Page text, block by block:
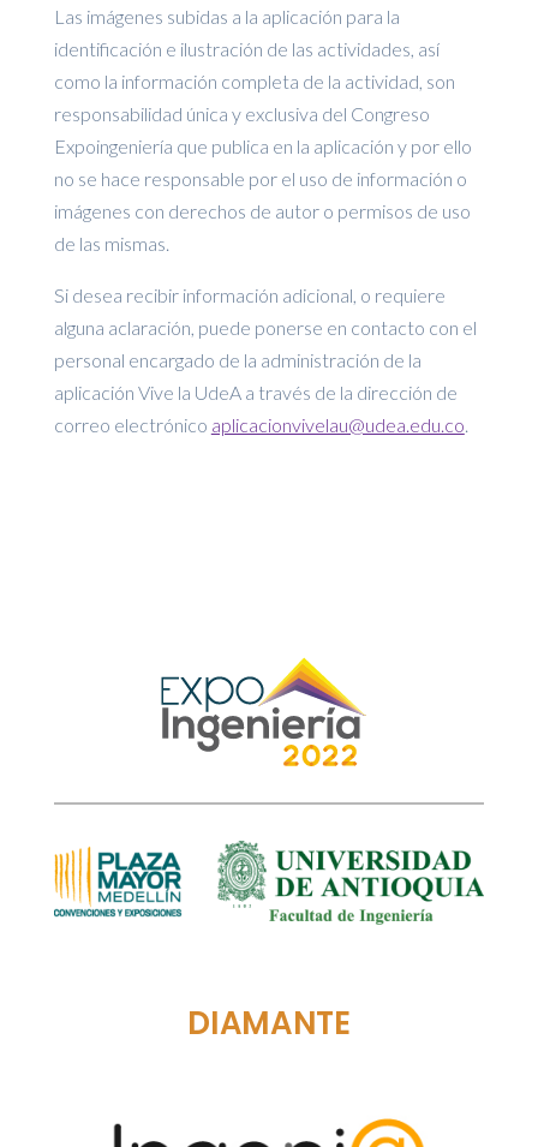
Las imágenes subidas a la aplicación para la
identificación e ilustración de las actividades, así
como la información completa de la actividad, son
responsabilidad única y exclusiva del Congreso
Expoingeniería que publica en la aplicación y por ello
no se hace responsable por el uso de información o
imágenes con derechos de autor o permisos de uso
de las mismas.
Si desea recibir información adicional, o requiere
alguna aclaración, puede ponerse en contacto con el
personal encargado de la administración de la
aplicación Vive la UdeA a través de la dirección de
correo electrónico aplicacionvivelau@udea.edu.co.
DIAMANTE